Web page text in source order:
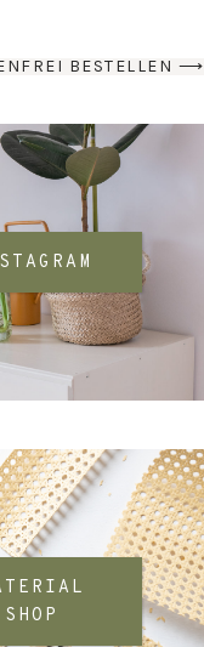
BESTELLEN ⟶
SHOP